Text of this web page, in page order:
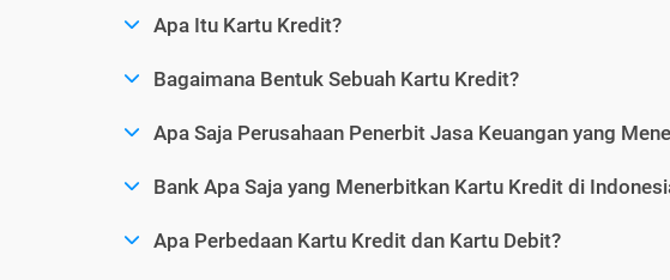
Apa Itu Kartu Kredit?
Bagaimana Bentuk Sebuah Kartu Kredit?
Apa Saja Perusahaan Penerbit Jasa Keuangan yang
Bank Apa Saja yang Menerbitkan Kartu Kredit di
Apa Perbedaan Kartu Kredit dan Kartu Debit?